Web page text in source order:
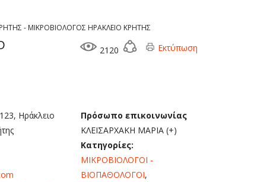
- ΜΙΚΡΟΒΙΟΛΟΓΟΣ ΗΡΑΚΛΕΙΟ ΚΡΗΤΗΣ
2120 Εκτύπωση
Ηράκλειο
Πρόσωπο επικοινωνίας
ΚΛΕΙΣΑΡΧΑΚΗ ΜΑΡΙΑ (+)
Κατηγορίες:
ΜΙΚΡΟΒΙΟΛΟΓΟΙ -
ΒΙΟΠΑΘΟΛΟΓΟΙ,